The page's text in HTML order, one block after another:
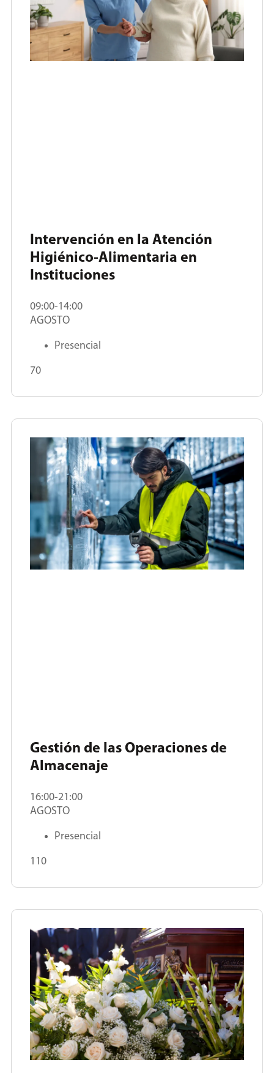
Intervención en la Atención
Higiénico-Alimentaria en
Instituciones
09:00-14:00
AGOSTO
Presencial
70
Gestión de las Operaciones de
Almacenaje
16:00-21:00
AGOSTO
Presencial
110